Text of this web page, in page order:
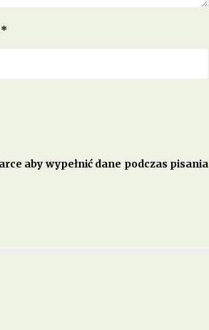
*
aby wypełnić dane podczas pisania